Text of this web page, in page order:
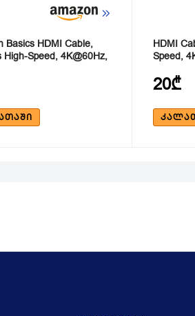
Basics HDMI Cable,
High-Speed, 4K@60Hz,
HDMI
Speed,
20₾